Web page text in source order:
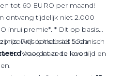
tot 60 EURO per maand!
ontvang tijdelijk niet 2.000
inruilpremie*. * Dit op basis
Prijs is inclusief 5 Jaar
Vraag naar de levertijd en
zowel optisch als technisch
voordat ze te koop